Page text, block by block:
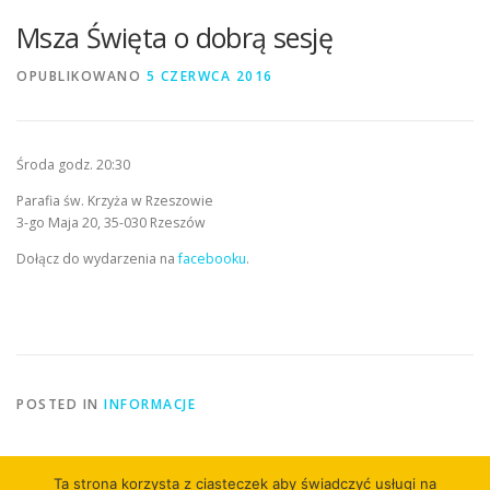
Msza Święta o dobrą sesję
OPUBLIKOWANO 5 CZERWCA 2016
Środa godz. 20:30
Parafia św. Krzyża w Rzeszowie
3-go Maja 20, 35-030 Rzeszów
Dołącz do wydarzenia nafacebooku.
POSTED IN INFORMACJE
Ta strona korzysta z ciasteczek aby świadczyć usługi na